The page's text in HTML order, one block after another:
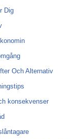
Dig
Och Alternativ
konsekvenser